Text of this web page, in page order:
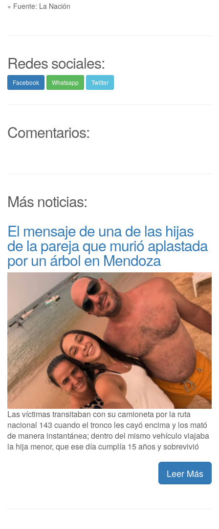
» Fuente: La Nación
Redes sociales:
Facebook Whatsapp Twitter
Comentarios:
Más noticias:
El mensaje de una de las hijas
de la pareja que murió aplastada
por un árbol en Mendoza
Las víctimas transitaban con su camioneta por la ruta
nacional 143 cuando el tronco les cayó encima y los mató
de manera instantánea; dentro del mismo vehículo viajaba
la hija menor, que ese día cumplía 15 años y sobrevivió
Leer Más